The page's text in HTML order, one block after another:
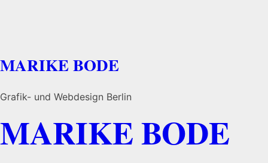
MARIKE BODE
Grafik- und Webdesign Berlin
MARIKE BODE